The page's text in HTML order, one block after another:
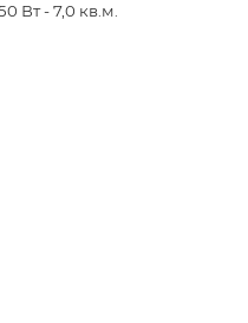
Вт - 7,0 кв.м.